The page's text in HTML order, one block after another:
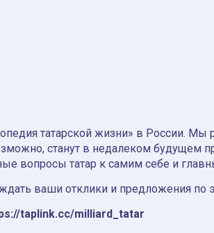
татарской жизни» в России. Мы
станут в недалеком будущем
вопросы татар к самим себе и
ваши отклики и предложения по
taplink.cc/milliard_tatar